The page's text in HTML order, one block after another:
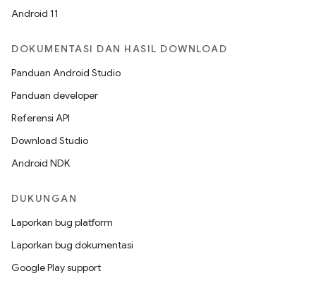
Android 11
DOKUMENTASI DAN HASIL DOWNLOAD
Panduan Android Studio
Panduan developer
Referensi API
Download Studio
Android NDK
DUKUNGAN
Laporkan bug platform
Laporkan bug dokumentasi
Google Play support